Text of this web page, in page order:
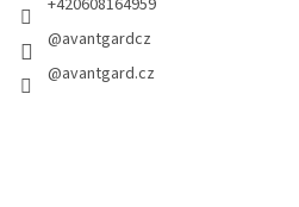
@avantgardcz
@avantgard.cz